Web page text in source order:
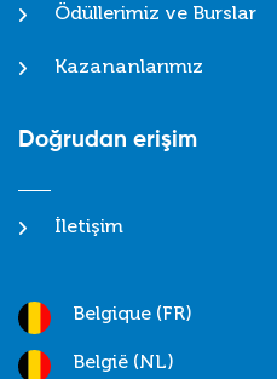
Ödüllerimiz ve Burslar
Kazananlarımız
Doğrudan erişim
İletişim
Belgique (FR)
België (NL)